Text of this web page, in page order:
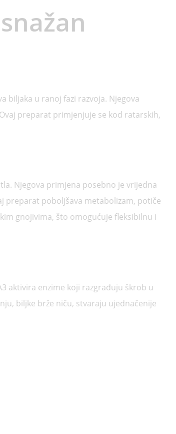
biljaka u ranoj fazi razvoja. Njegova
preparat primjenjuje se kod ratarskih,
Njegova primjena posebno je vrijedna
preparat poboljšava metabolizam, potiče
gnojivima, što omogućuje fleksibilnu i
aktivira enzime koji razgrađuju škrob u
biljke brže niču, stvaraju ujednačenije